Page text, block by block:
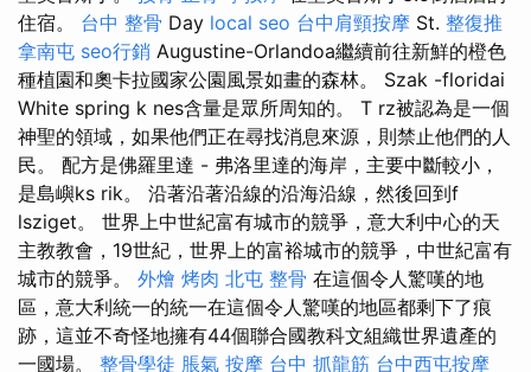
住宿。 台中 整骨 Day local seo 台中肩頸按摩 St. 整復推
拿南屯 seo行銷 Augustine-Orlandoa繼續前往新鮮的橙色
種植園和奧卡拉國家公園風景如畫的森林。 Szak -floridai
White spring k nes含量是眾所周知的。 T rz被認為是一個
神聖的領域，如果他們正在尋找消息來源，則禁止他們的人
民。 配方是佛羅里達 - 弗洛里達的海岸，主要中斷較小，
是島嶼ks rik。 沿著沿著沿線的沿海沿線，然後回到f
lsziget。 世界上中世紀富有城市的競爭，意大利中心的天
主教教會，19世紀，世界上的富裕城市的競爭，中世紀富有
城市的競爭。 外燴 烤肉 北屯 整骨 在這個令人驚嘆的地
區，意大利統一的統一在這個令人驚嘆的地區都剩下了痕
跡，這並不奇怪地擁有44個聯合國教科文組織世界遺產的
一國場。 整骨學徒 脹氣 按摩 台中 抓龍筋 台中西屯按摩